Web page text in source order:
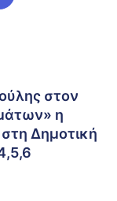
στον
η
Δημοτική